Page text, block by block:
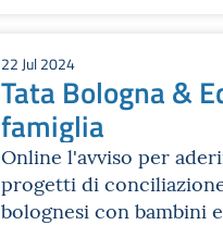
22 Jul 2024
Tata Bologna &
famiglia
Online l'avviso per
progetti di
bolognesi con bambini